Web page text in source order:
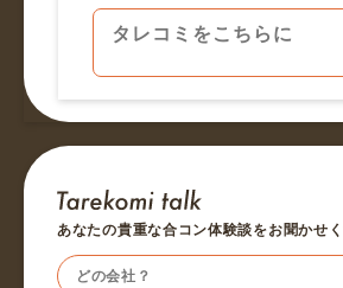
あなたの貴重な合コン体験談をお聞かせ